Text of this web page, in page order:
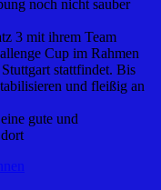
noch nicht sauber
3 mit ihrem Team
Cup im Rahmen
stattfindet. Bis
und fleißig an
gute und